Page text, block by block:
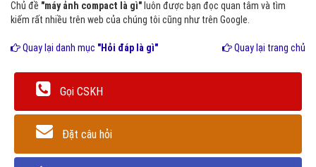
Chủ đề "máy ảnh compact là gì" luôn được bạn đọc quan tâm và tìm
kiếm rất nhiều trên web của chúng tôi cũng như trên Google.
Quay lại danh mục "Hỏi đáp là gì" Quay lại trang chủ
Gọi CSKH
Đặt câu hỏi